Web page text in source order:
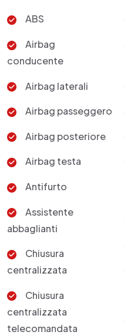
ABS
Airbag
conducente
Airbag laterali
Airbag passeggero
Airbag posteriore
Airbag testa
Antifurto
Assistente
abbaglianti
Chiusura
centralizzata
Chiusura
centralizzata
telecomandata